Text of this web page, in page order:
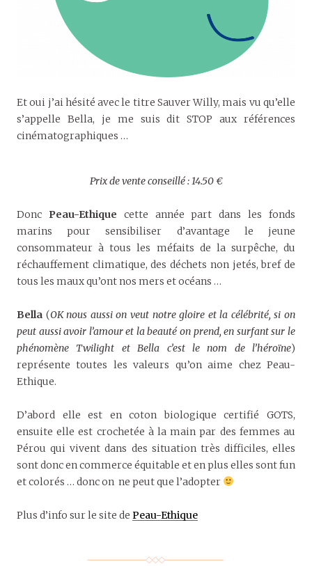
Et oui j’ai hésité avec le titre Sauver Willy, mais vu qu’elle
s’appelle Bella, je me suis dit STOP aux références
cinématographiques …
Prix de vente conseillé : 14.50 €
Donc Peau-Ethique cette année part dans les fonds
marins pour sensibiliser d’avantage le jeune
consommateur à tous les méfaits de la surpêche, du
réchauffement climatique, des déchets non jetés, bref de
tous les maux qu’ont nos mers et océans …
Bella (OK nous aussi on veut notre gloire et la célébrité, si on
peut aussi avoir l’amour et la beauté on prend, en surfant sur le
phénomène Twilight et Bella c’est le nom de l’héroïne)
représente toutes les valeurs qu’on aime chez Peau-
Ethique.
D’abord elle est en coton biologique certifié GOTS,
ensuite elle est crochetée à la main par des femmes au
Pérou qui vivent dans des situation très difficiles, elles
sont donc en commerce équitable et en plus elles sont fun
et colorés … donc on ne peut que l’adopter
Plus d’info sur le site de Peau-Ethique